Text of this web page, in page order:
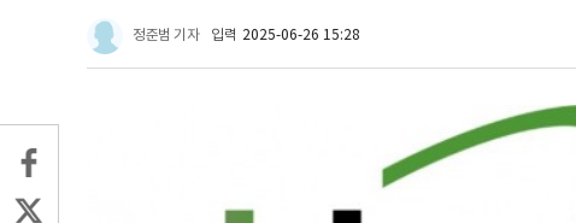
정준범 기자 입력 2025-06-26 15:28